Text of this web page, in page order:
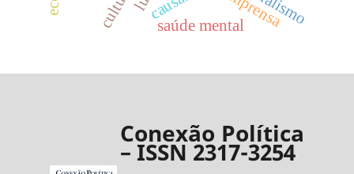
saúde mental
Conexão Política
– ISSN 2317-3254